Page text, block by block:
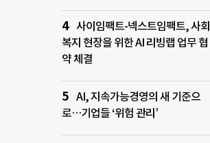
사이임팩트-넥스트임팩트, 사회
복지 현장을 위한 AI 리빙랩 업무 협
약 체결
AI, 지속가능경영의 새 기준으
로…기업들 ‘위험 관리’